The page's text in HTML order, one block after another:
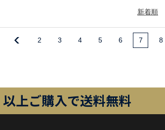
新着順
2 3 4 5 6 7 8
上ご購入で送料無料